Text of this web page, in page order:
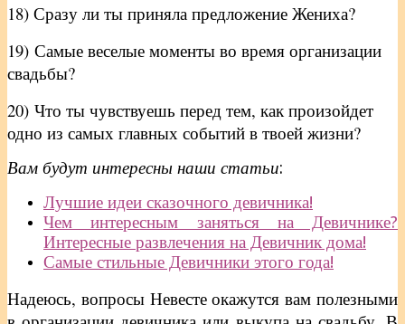
18) Сразу ли ты приняла предложение Жениха?
19) Самые веселые моменты во время организации
свадьбы?
20) Что ты чувствуешь перед тем, как произойдет
одно из самых главных событий в твоей жизни?
Вам будут интересны наши статьи:
Лучшие идеи сказочного девичника!
Чем интересным заняться на Девичнике?
Интересные развлечения на Девичник дома!
Самые стильные Девичники этого года!
Надеюсь, вопросы Невесте окажутся вам полезными